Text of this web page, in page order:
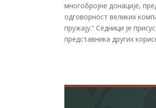
многобројне донације,
одговорност великих
пружају.“ Седници је
представника других